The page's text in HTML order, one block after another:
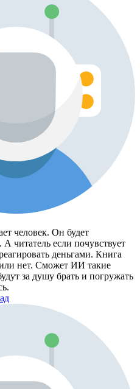
человек. Он будет
читатель если почувствует
деньгами. Книга
нет. Сможет ИИ такие
за душу брать и погружать